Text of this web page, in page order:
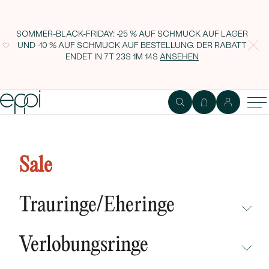
SOMMER-BLACK-FRIDAY: -25 % AUF SCHMUCK AUF LAGER
UND -10 % AUF SCHMUCK AUF BESTELLUNG. DER RABATT
ENDET IN 7T 23S 1M 13SANSEHEN
Sale
Trauringe/Eheringe
NEUHEITEN
Verlobungsringe
Diamanten in Buchstabenform
Ihrer Wahl Griff